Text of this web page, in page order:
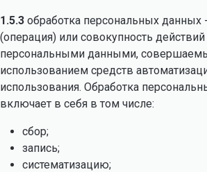
1.5.3 обработка персональных данных
(операция) или совокупность
персональными данными,
использованием средств
использования. Обработка
включает в себя в том числе:
сбор;
запись;
систематизацию;